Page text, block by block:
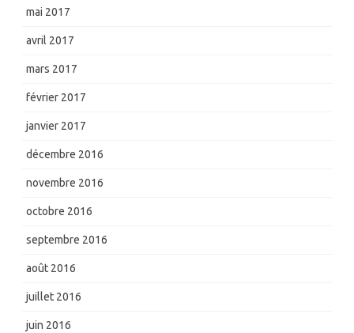
mai 2017
avril 2017
mars 2017
février 2017
janvier 2017
décembre 2016
novembre 2016
octobre 2016
septembre 2016
août 2016
juillet 2016
juin 2016